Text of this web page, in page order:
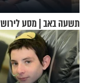
תשעה באב | מסע